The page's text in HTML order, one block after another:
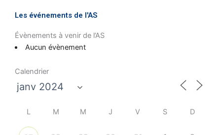
Les événements de l'AS
Évènements à venir de l’AS
Aucun évènement
Calendrier
L M M J V S D